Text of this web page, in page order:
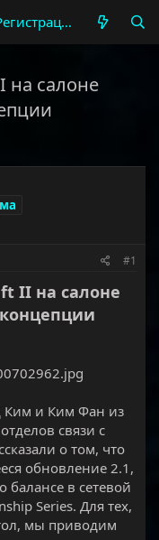
Регистрация
на салоне
#1
II на салоне
Ким и Ким Фан из
связи с
о том, что
обновление 2.1,
в сетевой
Series. Для тех,
мы приводим